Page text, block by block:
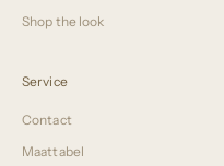
Shop the look
Service
Contact
Maattabel